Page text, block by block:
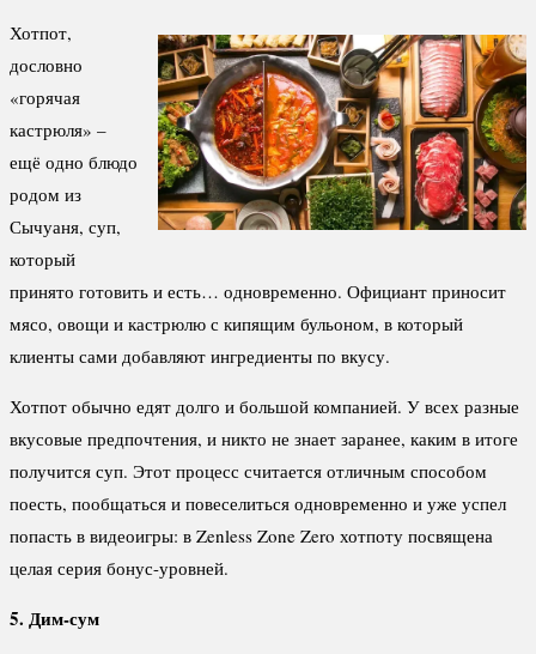
Хотпот,
дословно
«горячая
кастрюля» –
ещё одно блюдо
родом из
Сычуаня, суп,
который
принято готовить и есть… одновременно. Официант приносит
мясо, овощи и кастрюлю с кипящим бульоном, в который
клиенты сами добавляют ингредиенты по вкусу.
Хотпот обычно едят долго и большой компанией. У всех разные
вкусовые предпочтения, и никто не знает заранее, каким в итоге
получится суп. Этот процесс считается отличным способом
поесть, пообщаться и повеселиться одновременно и уже успел
попасть в видеоигры: в Zenless Zone Zero хотпоту посвящена
целая серия бонус-уровней.
5. Дим-сум